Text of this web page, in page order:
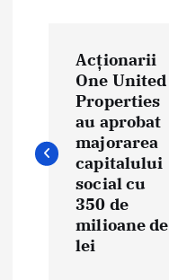
i
Acționarii
One United
Properties
au aprobat
majorarea
capitalului
social cu
350 de
milioane de
lei